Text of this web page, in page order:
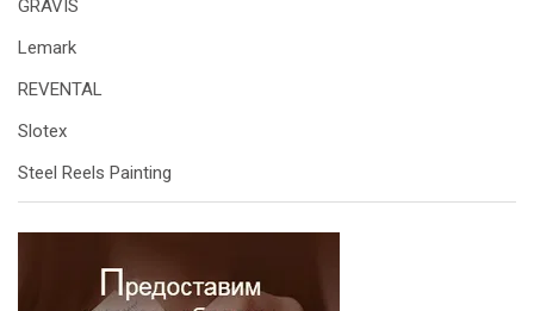
GRAVIS
Lemark
REVENTAL
Slotex
Steel Reels Painting